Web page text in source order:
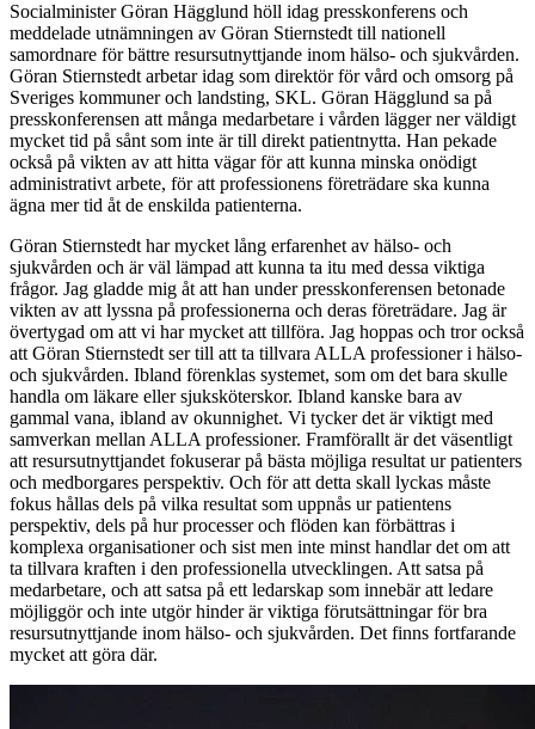
Socialminister Göran Hägglund höll idag presskonferens och
meddelade utnämningen av Göran Stiernstedt till nationell
samordnare för bättre resursutnyttjande inom hälso- och sjukvården.
Göran Stiernstedt arbetar idag som direktör för vård och omsorg på
Sveriges kommuner och landsting, SKL. Göran Hägglund sa på
presskonferensen att många medarbetare i vården lägger ner väldigt
mycket tid på sånt som inte är till direkt patientnytta. Han pekade
också på vikten av att hitta vägar för att kunna minska onödigt
administrativt arbete, för att professionens företrädare ska kunna
ägna mer tid åt de enskilda patienterna.
Göran Stiernstedt har mycket lång erfarenhet av hälso- och
sjukvården och är väl lämpad att kunna ta itu med dessa viktiga
frågor. Jag gladde mig åt att han under presskonferensen betonade
vikten av att lyssna på professionerna och deras företrädare. Jag är
övertygad om att vi har mycket att tillföra. Jag hoppas och tror också
att Göran Stiernstedt ser till att ta tillvara ALLA professioner i hälso-
och sjukvården. Ibland förenklas systemet, som om det bara skulle
handla om läkare eller sjuksköterskor. Ibland kanske bara av
gammal vana, ibland av okunnighet. Vi tycker det är viktigt med
samverkan mellan ALLA professioner. Framförallt är det väsentligt
att resursutnyttjandet fokuserar på bästa möjliga resultat ur patienters
och medborgares perspektiv. Och för att detta skall lyckas måste
fokus hållas dels på vilka resultat som uppnås ur patientens
perspektiv, dels på hur processer och flöden kan förbättras i
komplexa organisationer och sist men inte minst handlar det om att
ta tillvara kraften i den professionella utvecklingen. Att satsa på
medarbetare, och att satsa på ett ledarskap som innebär att ledare
möjliggör och inte utgör hinder är viktiga förutsättningar för bra
resursutnyttjande inom hälso- och sjukvården. Det finns fortfarande
mycket att göra där.